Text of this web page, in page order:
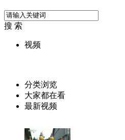
搜 索
视频
分类浏览
大家都在看
最新视频